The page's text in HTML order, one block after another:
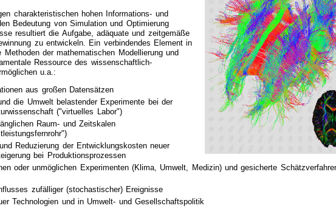
charakteristischen hohen Informations- und
Bedeutung von Simulation und Optimierung
resultiert die Aufgabe, adäquate und zeitgemäße
zu entwickeln. Ein verbindendes Element in
der mathematischen Modellierung und
Ressource des wissenschaftlich-
u.a.:
aus großen Datensätzen
die Umwelt belastender Experimente bei der
("virtuelles Labor")
Raum- und Zeitskalen
Reduzierung der Entwicklungskosten neuer
bei Produktionsprozessen
oder unmöglichen Experimenten (Klima, Umwelt, Medizin) und gesicherte
zufälliger (stochastischer) Ereignisse
Technologien und in Umwelt- und Gesellschaftspolitik